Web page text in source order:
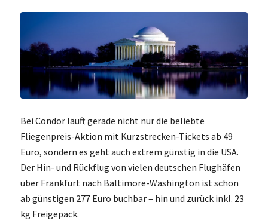
Bei Condor läuft gerade nicht nur die beliebte
Fliegenpreis-Aktion mit Kurzstrecken-Tickets ab 49
Euro, sondern es geht auch extrem günstig in die USA.
Der Hin- und Rückflug von vielen deutschen Flughäfen
über Frankfurt nach Baltimore-Washington ist schon
ab günstigen 277 Euro buchbar – hin und zurück inkl. 23
kg Freigepäck.